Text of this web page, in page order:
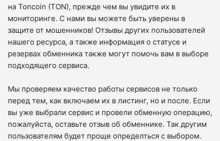
на Toncoin (TON), прежде чем вы увидите их в
мониторинге. С нами вы можете быть уверены в
защите от мошенников! Отзывы других пользователей
нашего ресурса, а также информация о статусе и
резервах обменника также могут помочь вам в выборе
подходящего сервиса.
Мы проверяем качество работы сервисов не только
перед тем, как включаем их в листинг, но и после. Если
вы уже выбрали сервис и провели обменную операцию,
пожалуйста, оставьте отзыв об обменнике. Так другим
пользователям будет проще определться с выбором.